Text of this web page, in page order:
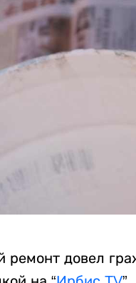
ремонт довел